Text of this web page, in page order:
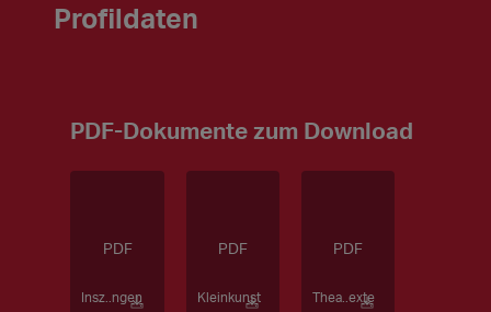
Profildaten
PDF-Dokumente zum Download
Insz..ngen Kleinkunst Thea..exte